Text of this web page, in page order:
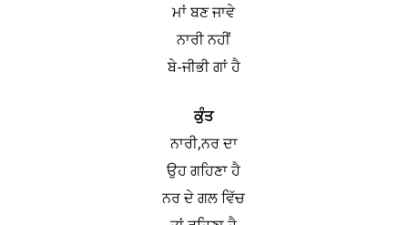
ਮਾਂ ਬਣ ਜਾਵੇ
ਨਾਰੀ ਨਹੀਂ
ਬੇ-ਜੀਭੀ ਗਾਂ ਹੈ
ਕੁੰਤ
ਨਾਰੀ,ਨਰ ਦਾ
ਉਹ ਗਹਿਣਾ ਹੈ
ਨਰ ਦੇ ਗਲ ਵਿੱਚ